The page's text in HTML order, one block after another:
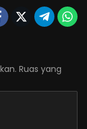
Ruas yang